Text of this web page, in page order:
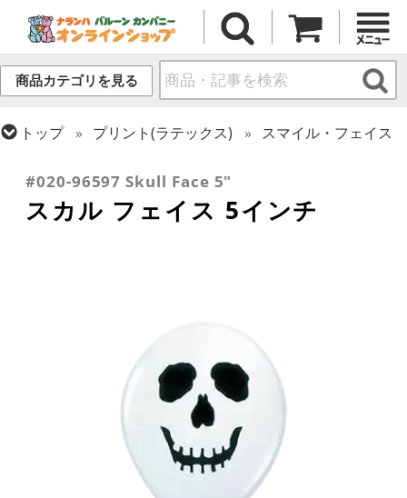
商品カテゴリを見る
トップ プリント(ラテックス)
スマイル・フェイス
ハロウィン・オータム(秋)
#020-96597 Skull Face 5"
スカル フェイス 5インチ